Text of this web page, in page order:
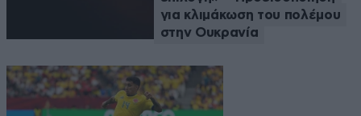
για κλιμάκωση του πολέμου
στην Ουκρανία